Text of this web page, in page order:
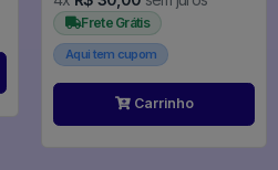
Frete Grátis
Aqui tem cupom
Carrinho